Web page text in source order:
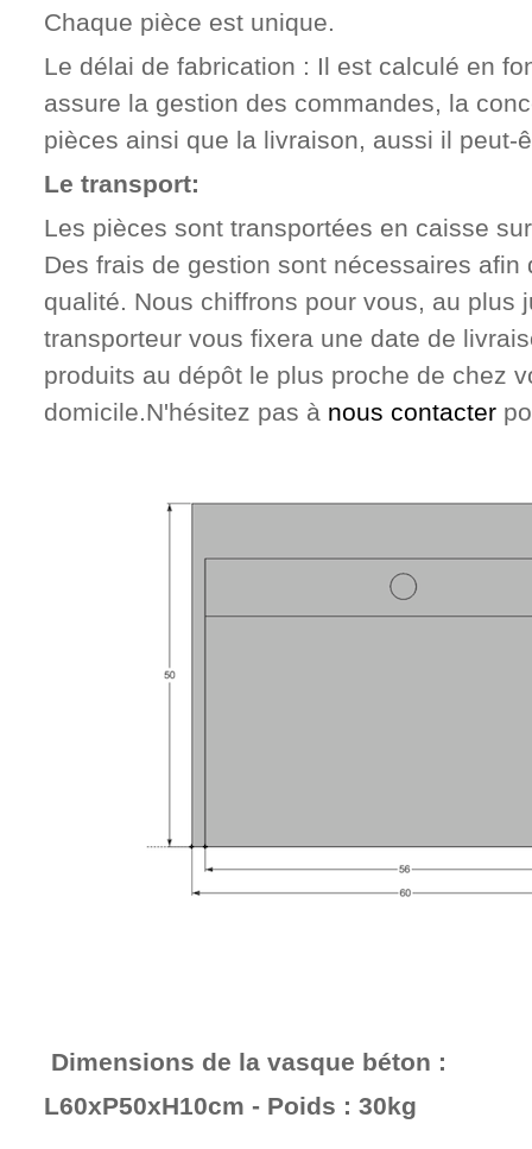
Chaque pièce est unique.
Le délai de fabrication : Il est calculé en
assure la gestion des commandes, la
pièces ainsi que la livraison, aussi il peut-
Le transport:
Les pièces sont transportées en caisse
Des frais de gestion sont nécessaires
qualité. Nous chiffrons pour vous, au plus
transporteur vous fixera une date de
produits au dépôt le plus proche de chez
domicile.N'hésitez pas à nous contacter
Dimensions de la vasque béton :
L60xP50xH10cm - Poids : 30kg